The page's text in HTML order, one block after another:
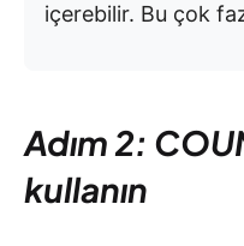
içerebilir. Bu çok
Adım 2:
kullanın